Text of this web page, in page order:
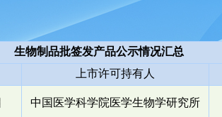
生物制品批签发产品公示情况汇总
上市许可持有人
中国医学科学院医学生物学研究所